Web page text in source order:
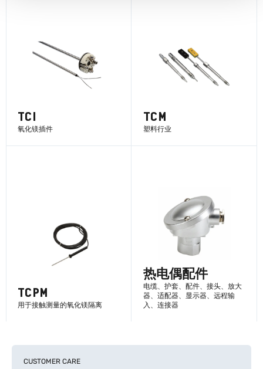
TCI
氧化镁插件
TCM
塑料行业
TCPM
用于接触测量的氧化镁隔离
了解更多
热电偶配件
电缆、护套、配件、接头、放大
器、适配器、显示器、远程输
入、连接器
了解更多
CUSTOMER CARE